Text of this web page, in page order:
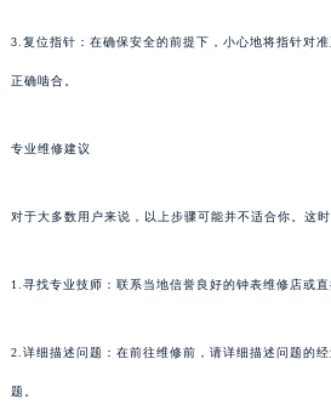
3.复位指针：在确保安全的前提下，小心地将指针对
正确啮合。
专业维修建议
对于大多数用户来说，以上步骤可能并不适合你。这
1.寻找专业技师：联系当地信誉良好的钟表维修店或直
2.详细描述问题：在前往维修前，请详细描述问题的
题。